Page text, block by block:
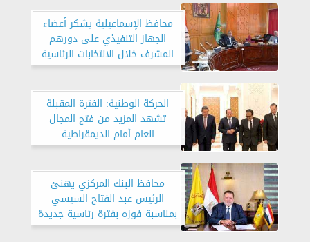
محافظ الإسماعيلية يشكر أعضاء
الجهاز التنفيذي على دورهم
المشرف خلال الانتخابات الرئاسية
الحركة الوطنية: الفترة المقبلة
تشهد المزيد من فتح المجال
العام أمام الديمقراطية
محافظ البنك المركزي يهنئ
الرئيس عبد الفتاح السيسي
بمناسبة فوزه بفترة رئاسية جديدة